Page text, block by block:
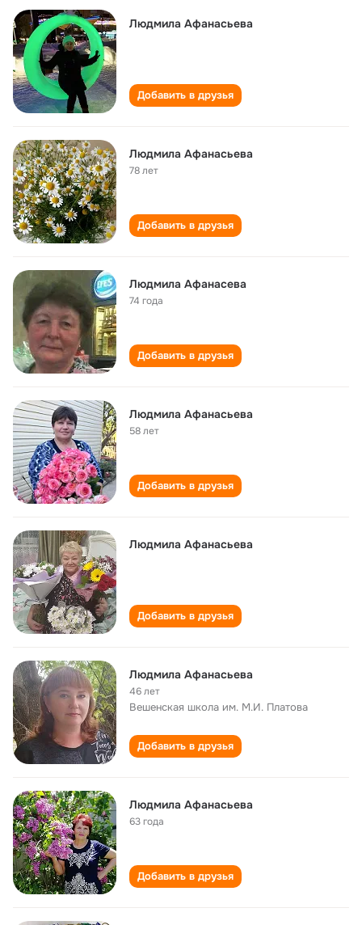
Людмила Афанасьева
Добавить в друзья
Людмила Афанасьева
78 лет
Добавить в друзья
Людмила Афанасева
74 года
Добавить в друзья
Людмила Афанасьева
58 лет
Добавить в друзья
Людмила Афанасьева
Добавить в друзья
Людмила Афанасьева
46 лет
Вешенская школа им. М.И. Платова
Добавить в друзья
Людмила Афанасьева
63 года
Добавить в друзья